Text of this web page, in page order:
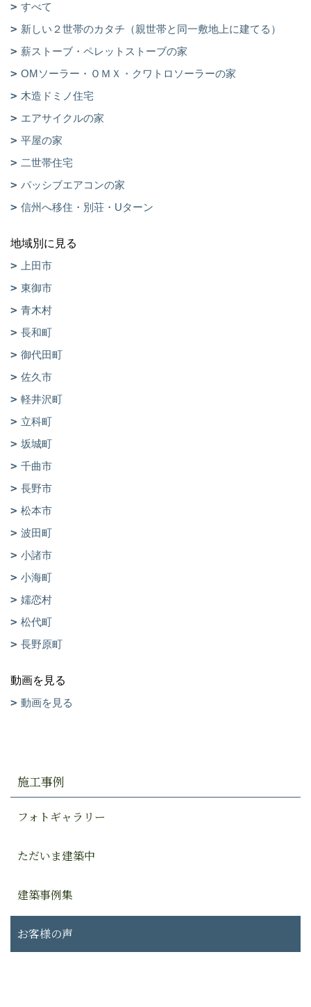
すべて
新しい２世帯のカタチ（親世帯と同一敷地上に建てる）
薪ストーブ・ペレットストーブの家
OMソーラー・ＯＭＸ・クワトロソーラーの家
木造ドミノ住宅
エアサイクルの家
平屋の家
二世帯住宅
パッシブエアコンの家
信州へ移住・別荘・Uターン
地域別に見る
上田市
東御市
青木村
長和町
御代田町
佐久市
軽井沢町
立科町
坂城町
千曲市
長野市
松本市
波田町
小諸市
小海町
嬬恋村
松代町
長野原町
動画を見る
動画を見る
施工事例
フォトギャラリー
ただいま建築中
建築事例集
お客様の声